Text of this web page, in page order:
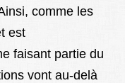
comme les
est
faisant partie du
vont au-delà